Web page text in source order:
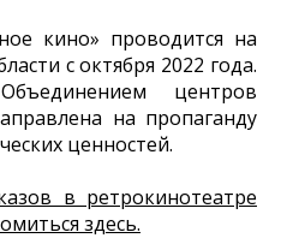
кино» проводится на
с октября 2022 года.
центров
на пропаганду
ценностей.
в ретрокинотеатре
здесь.